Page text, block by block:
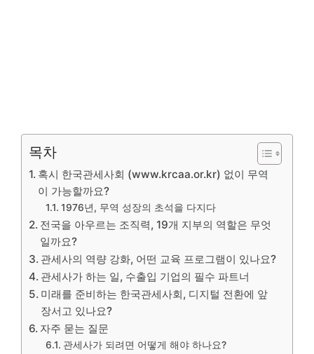
목차
혹시 한국관세사회 (www.krcaa.or.kr) 없이 무역
이 가능할까요?
1976년, 무역 성장의 초석을 다지다
전국을 아우르는 조직력, 19개 지부의 역할은 무엇
일까요?
관세사의 역량 강화, 어떤 교육 프로그램이 있나요?
관세사가 하는 일, 수출입 기업의 필수 파트너
미래를 준비하는 한국관세사회, 디지털 전환에 앞
장서고 있나요?
자주 묻는 질문
관세사가 되려면 어떻게 해야 하나요?